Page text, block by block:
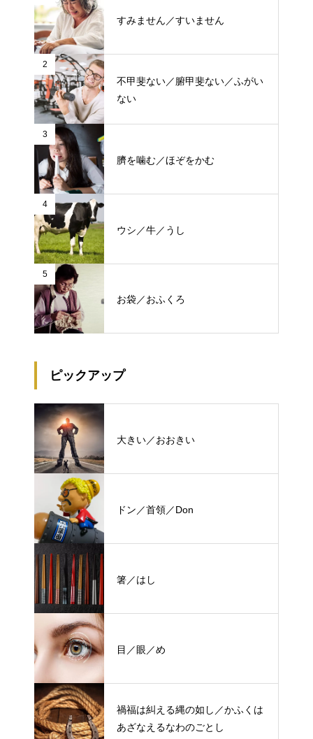
すみません／すいません
2
不甲斐ない／腑甲斐ない／ふがい
ない
3
臍を噛む／ほぞをかむ
4
ウシ／牛／うし
5
お袋／おふくろ
ピックアップ
大きい／おおきい
ドン／首領／Don
箸／はし
目／眼／め
禍福は糾える縄の如し／かふくは
あざなえるなわのごとし